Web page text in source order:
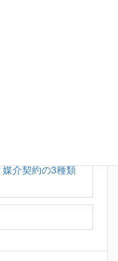
介契約の3種類